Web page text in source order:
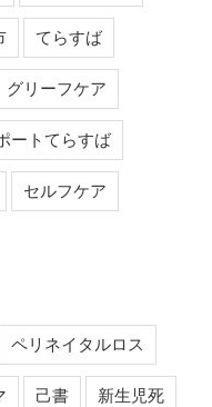
てらすば
グリーフケア
ートてらすば
セルフケア
ペリネイタルロス
己書 新生児死